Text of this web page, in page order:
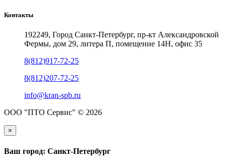
Контакты
192249, Город Санкт-Петербург, пр-кт Александровской
Фермы, дом 29, литера П, помещение 14Н, офис 35
8(812)917-72-25
8(812)207-72-25
info@kran-spb.ru
ООО "ПТО Сервис" © 2026
×
Ваш город: Санкт-Петербург